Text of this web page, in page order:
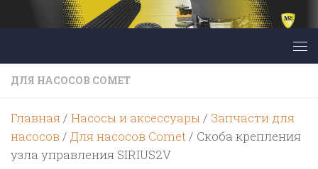
Перейти к содержимому
ДЛЯ НАСОСОВ COMET
Главная/ Насосы и аксессуары/ Запчасти для
насосов / Для насосов Comet/ Скоба крепления
узла управления SIRIUS2V